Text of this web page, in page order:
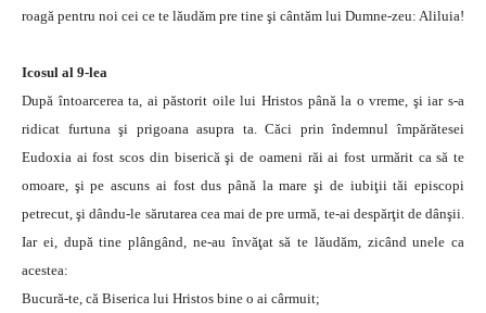
roagă pentru noi cei ce te lăudăm pre tine şi cântăm lui Dumne-zeu: Aliluia!
Icosul al 9-lea
După întoarcerea ta, ai păstorit oile lui Hristos până la o vreme, şi iar s-a
ridicat furtuna şi prigoana asupra ta. Căci prin îndemnul împărătesei
Eudoxia ai fost scos din biserică şi de oameni răi ai fost urmărit ca să te
omoare, şi pe ascuns ai fost dus până la mare şi de iubiţii tăi episcopi
petrecut, şi dându-le sărutarea cea mai de pre urmă, te-ai despărţit de dânşii.
Iar ei, după tine plângând, ne-au învăţat să te lăudăm, zicând unele ca
acestea:
Bucură-te, că Biserica lui Hristos bine o ai cârmuit;